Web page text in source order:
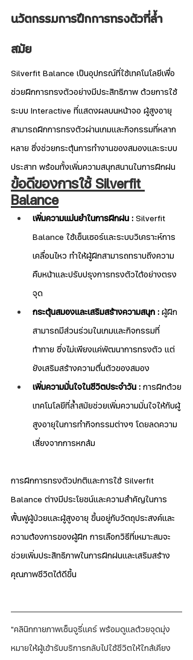
นวัตกรรมการฝึกการทรงตัวที่ล้ำ
สมัย
Silverfit Balance เป็นอุปกรณ์ที่ใช้เทคโนโลยีเพื่อ
ช่วยฝึกการทรงตัวอย่างมีประสิทธิภาพ ด้วยการใช้
ระบบ Interactive ที่แสดงผลบนหน้าจอ ผู้สูงอายุ
สามารถฝึกการทรงตัวผ่านเกมและกิจกรรมที่หลาก
หลาย ซึ่งช่วยกระตุ้นการทำงานของสมองและระบบ
ประสาท พร้อมทั้งเพิ่มความสนุกสนานในการฝึกฝน
ข้อดีของการใช้ Silverfit
Balance
เพิ่มความแม่นยำในการฝึกฝน : Silverfit
Balance ใช้เซ็นเซอร์และระบบวิเคราะห์การ
เคลื่อนไหว ทำให้ผู้ฝึกสามารถทราบถึงความ
คืบหน้าและปรับปรุงการทรงตัวได้อย่างตรง
จุด
กระตุ้นสมองและเสริมสร้างความสนุก : ผู้ฝึก
สามารถมีส่วนร่วมในเกมและกิจกรรมที่
ท้าทาย ซึ่งไม่เพียงแค่พัฒนาการทรงตัว แต่
ยังเสริมสร้างความตื่นตัวของสมอง
เพิ่มความมั่นใจในชีวิตประจำวัน : การฝึกด้วย
เทคโนโลยีที่ล้ำสมัยช่วยเพิ่มความมั่นใจให้กับผู้
สูงอายุในการทำกิจกรรมต่างๆ โดยลดความ
เสี่ยงจากการหกล้ม
การฝึกการทรงตัวปกติและการใช้ Silverfit
Balance ต่างมีประโยชน์และความสำคัญในการ
ฟื้นฟูผู้ป่วยและผู้สูงอายุ ขึ้นอยู่กับวัตถุประสงค์และ
ความต้องการของผู้ฝึก การเลือกวิธีที่เหมาะสมจะ
ช่วยเพิ่มประสิทธิภาพในการฝึกฝนและเสริมสร้าง
คุณภาพชีวิตได้ดีขึ้น
"คลินิกกายภาพเซ็นจูรี่แคร์ พร้อมดูแลด้วยจุดมุ่ง
หมายให้ผู้เข้ารับบริการกลับไปใช้ชีวิตให้ใกล้เคียง